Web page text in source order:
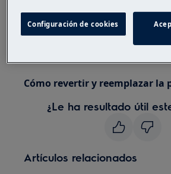
Tenga en cuenta que la
reparación no profesional pueden
consecuencias para la seguridad
correctamente.
Cómo revertir y reemplazar la
¿Le ha resultado útil
Artículos relacionados
Configuración de cookies